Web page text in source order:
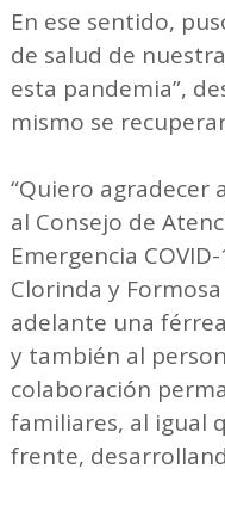
En ese sentido,
de salud de
esta pandemia”,
mismo se
“Quiero agradecer
al Consejo de
Emergencia
Clorinda y
adelante una
y también al
colaboración
familiares, al igual
frente,